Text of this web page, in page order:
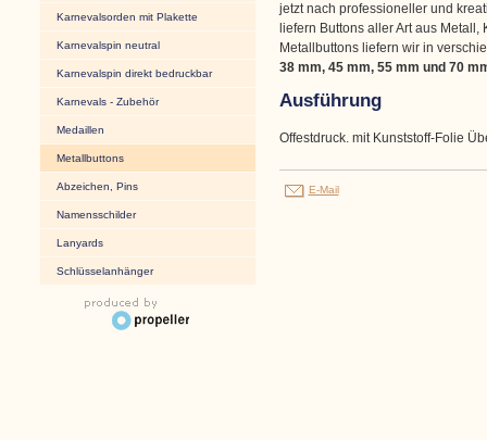
Karnevalsorden mit Plakette
Karnevalspin neutral
Karnevalspin direkt bedruckbar
Karnevals - Zubehör
Medaillen
Metallbuttons
Abzeichen, Pins
Namensschilder
Lanyards
Schlüsselanhänger
jetzt nach professioneller und
liefern Buttons aller Art aus
Metallbuttons liefern wir in
38 mm, 45 mm, 55 mm und 70
Ausführung
Offestdruck. mit Kunststoff-Folie
E-Mail